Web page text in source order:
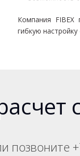
Компания FIBEX
гибкую
позвоните